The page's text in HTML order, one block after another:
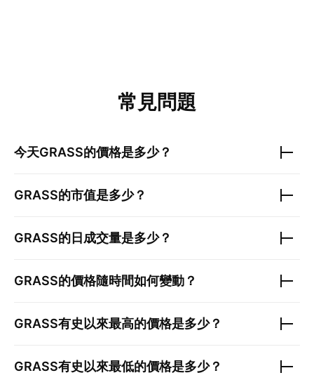
常見問題
今天GRASS的價格是多少？
GRASS的市值是多少？
GRASS的日成交量是多少？
GRASS的價格隨時間如何變動？
GRASS有史以來最高的價格是多少？
GRASS有史以來最低的價格是多少？